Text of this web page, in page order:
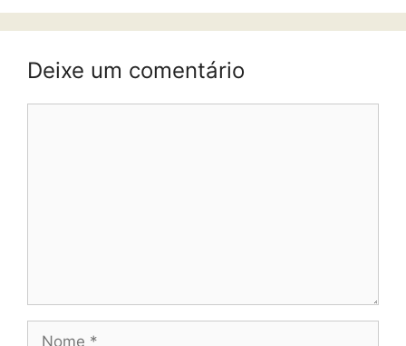
Deixe um comentário